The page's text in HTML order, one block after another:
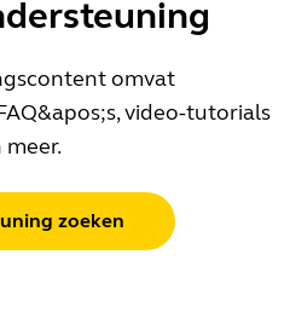
omvat
video-tutorials
meer.
zoeken